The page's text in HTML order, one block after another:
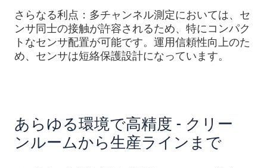
さらなる利点：多チャンネル測定においては、セ
ンサ同士の接触が許容されるため、特にコンパク
トなセンサ配置が可能です。運用信頼性向上のた
め、センサは短絡保護設計になっています。
あらゆる環境で高精度 - クリー
ンルームから生産ラインまで